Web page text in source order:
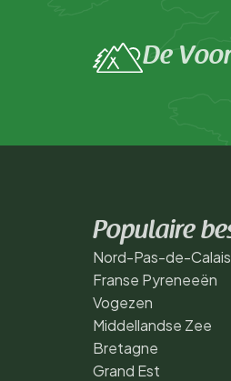
De
Populaire
Nord-Pas-de-Calais
Franse Pyreneeën
Vogezen
Middellandse Zee
Bretagne
Grand Est